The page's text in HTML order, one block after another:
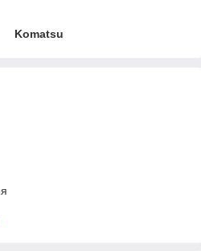
Komatsu